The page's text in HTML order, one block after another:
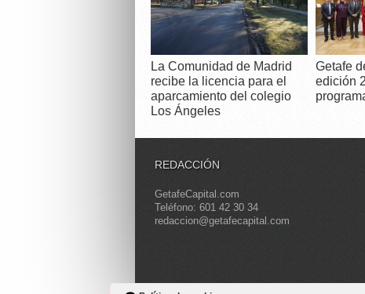
La Comunidad de Madrid
recibe la licencia para el
aparcamiento del colegio
Los Ángeles
Getafe
edición
REDACCIÓN
GetafeCapital.com
Teléfono: 601 42 30 34
redaccion@getafecapital.com